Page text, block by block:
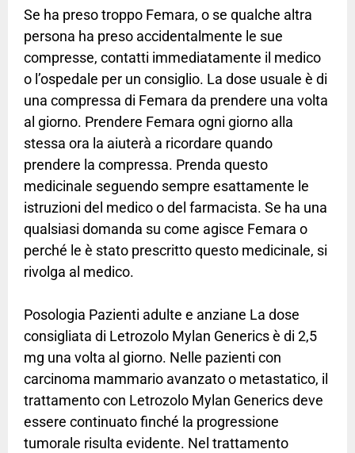
Se ha preso troppo Femara, o se qualche altra
persona ha preso accidentalmente le sue
compresse, contatti immediatamente il medico
o l’ospedale per un consiglio. La dose usuale è di
una compressa di Femara da prendere una volta
al giorno. Prendere Femara ogni giorno alla
stessa ora la aiuterà a ricordare quando
prendere la compressa. Prenda questo
medicinale seguendo sempre esattamente le
istruzioni del medico o del farmacista. Se ha una
qualsiasi domanda su come agisce Femara o
perché le è stato prescritto questo medicinale, si
rivolga al medico.
Posologia Pazienti adulte e anziane La dose
consigliata di Letrozolo Mylan Generics è di 2,5
mg una volta al giorno. Nelle pazienti con
carcinoma mammario avanzato o metastatico, il
trattamento con Letrozolo Mylan Generics deve
essere continuato finché la progressione
tumorale risulta evidente. Nel trattamento